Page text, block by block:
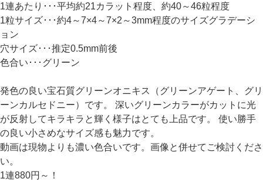
1連あたり･･･平均約21カラット程度、約40～46粒程度
1粒サイズ･･･約4～7×4～7×2～3mm程度のサイズグラデーシ
ョン
穴サイズ･･･推定0.5mm前後
色合い･･･グリーン
発色の良い宝石質グリーンオニキス（グリーンアゲート、グリ
ーンカルセドニー）です。 深いグリーンカラーがカットに光
が反射してキラキラと輝く様子はとても上品です。 使い勝手
の良い小さめなサイズ感も魅力です。
動画は現物よりも濃い色合いです。画像と併せてご検討くださ
い。
1連880円～！